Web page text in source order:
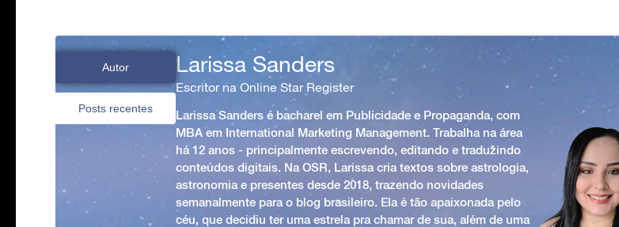
Autor
Posts recentes
Larissa Sanders
Escritor na Online Star Register
Larissa Sanders é bacharel em Publicidade e Propaganda, com
MBA em International Marketing Management. Trabalha na área
há 12 anos - principalmente escrevendo, editando e traduzindo
conteúdos digitais. Na OSR, Larissa cria textos sobre astrologia,
astronomia e presentes desde 2018, trazendo novidades
semanalmente para o blog brasileiro. Ela é tão apaixonada pelo
céu, que decidiu ter uma estrela pra chamar de sua, além de uma